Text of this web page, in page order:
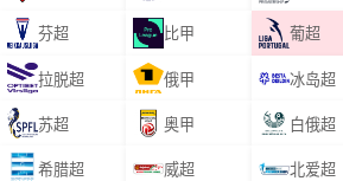
芬超 比甲 葡超
拉脱超 俄甲 冰岛超
苏超 奥甲 白俄超
希腊超 威超 北爱超